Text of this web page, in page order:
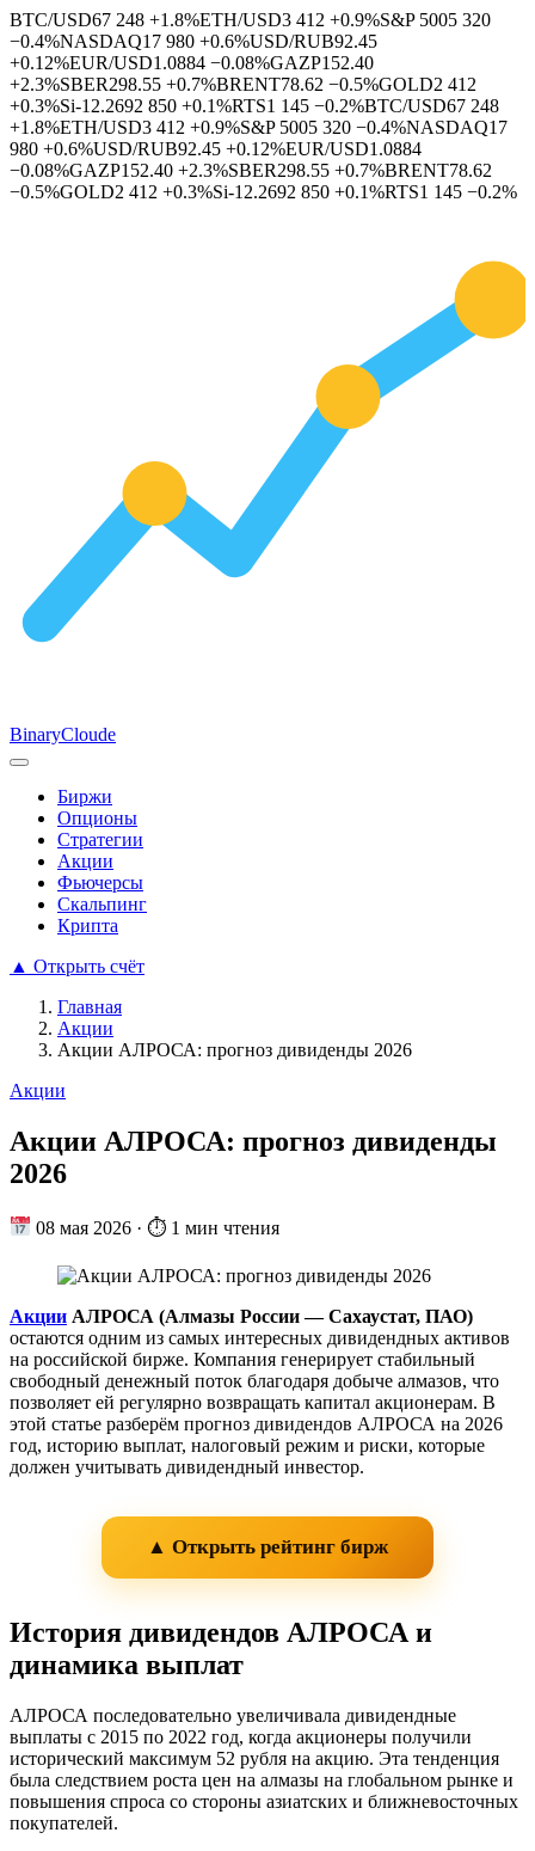
BTC/USD67 248 +1.8%ETH/USD3 412 +0.9%S&P 5005 320
−0.4%NASDAQ17 980 +0.6%USD/RUB92.45
+0.12%EUR/USD1.0884 −0.08%GAZP152.40
+2.3%SBER298.55 +0.7%BRENT78.62 −0.5%GOLD2 412
+0.3%Si-12.2692 850 +0.1%RTS1 145 −0.2%BTC/USD67 248
+1.8%ETH/USD3 412 +0.9%S&P 5005 320 −0.4%NASDAQ17
980 +0.6%USD/RUB92.45 +0.12%EUR/USD1.0884
−0.08%GAZP152.40 +2.3%SBER298.55 +0.7%BRENT78.62
−0.5%GOLD2 412 +0.3%Si-12.2692 850 +0.1%RTS1 145 −0.2%
BinaryCloude
Биржи
Опционы
Стратегии
Акции
Фьючерсы
Скальпинг
Крипта
▲ Открыть счёт
Главная
Акции
Акции АЛРОСА: прогноз дивиденды 2026
Акции
Акции АЛРОСА: прогноз дивиденды
2026
08 мая 2026 · ⏱ 1 мин чтения
Акции АЛРОСА (Алмазы России — Сахаустат, ПАО)
остаются одним из самых интересных дивидендных активов
на российской бирже. Компания генерирует стабильный
свободный денежный поток благодаря добыче алмазов, что
позволяет ей регулярно возвращать капитал акционерам. В
этой статье разберём прогноз дивидендов АЛРОСА на 2026
год, историю выплат, налоговый режим и риски, которые
должен учитывать дивидендный инвестор.
▲ Открыть рейтинг бирж
История дивидендов АЛРОСА и
динамика выплат
АЛРОСА последовательно увеличивала дивидендные
выплаты с 2015 по 2022 год, когда акционеры получили
исторический максимум 52 рубля на акцию. Эта тенденция
была следствием роста цен на алмазы на глобальном рынке и
повышения спроса со стороны азиатских и ближневосточных
покупателей.